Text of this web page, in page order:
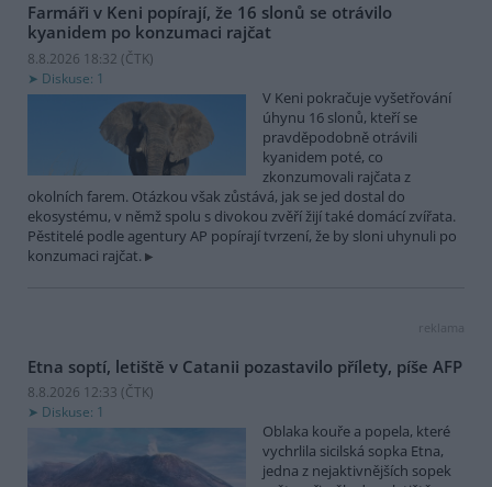
Farmáři v Keni popírají, že 16 slonů se otrávilo
kyanidem po konzumaci rajčat
8.8.2026 18:32 (ČTK)
Diskuse: 1
V Keni pokračuje vyšetřování
úhynu 16 slonů, kteří se
pravděpodobně otrávili
kyanidem poté, co
zkonzumovali rajčata z
okolních farem. Otázkou však zůstává, jak se jed dostal do
ekosystému, v němž spolu s divokou zvěří žijí také domácí zvířata.
Pěstitelé podle agentury AP popírají tvrzení, že by sloni uhynuli po
konzumaci rajčat.
reklama
Etna soptí, letiště v Catanii pozastavilo přílety, píše AFP
8.8.2026 12:33 (ČTK)
Diskuse: 1
Oblaka kouře a popela, které
vychrlila sicilská sopka Etna,
jedna z nejaktivnějších sopek